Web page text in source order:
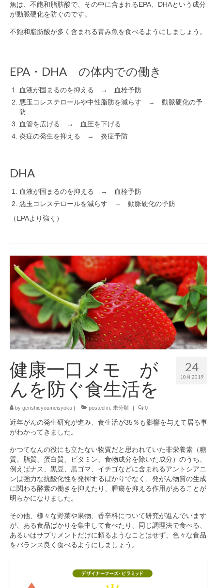
魚は、不飽和脂肪酸で、その中に含まれるEPA、DHAという成分
が動脈硬化を防ぐのです。
不飽和脂肪酸が多く含まれる青み魚を食べるようにしましょう。
EPA・DHA の体内での働き
血液が固まるのを抑える → 血栓予防
悪玉コレステロールや中性脂肪を減らす → 動脈硬化の予
防
血管を広げる → 血圧を下げる
炎症の発生を抑える → 炎症予防
DHA
血液が固まるのを抑える → 血栓予防
悪玉コレステロールを減らす → 動脈硬化の予防
（EPAより強く）
24
10月 2019
健康一口メモ が
んを防ぐ食生活を
by genshicyoumeisyoku | posted in: 未分類 | 0
近年がんの発生研究が進み、食生活が35％も影響を与えて居る事
がわかってきました。
かつてなんの役にも立たない物質だと思われていた非栄養素（糖
質、脂質、蛋白質、ビタミン、食物成分を除いた成分）のうち、
例えばナス、黒豆、黒ゴマ、イチゴなどに含まれるアントシアニ
ンは強力な抗酸化性を発揮するばかりでなく、発がん物質の生成
に関わる酵素の働きを抑えたり、腫瘍を抑える作用があることが
明らかになりました。
その他、様々な野菜や果物、香辛料について研究が進んでいます
が、ある食品ばかりを集中して食べたり、同じ調理法で食べる、
あるいはサプリメントだけに頼るようなことはせず、色々な食品
をバランス良く食べるようにしましょう。